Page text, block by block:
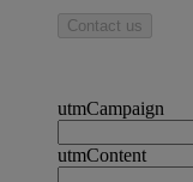
Contact us
utmCampaign
utmContent